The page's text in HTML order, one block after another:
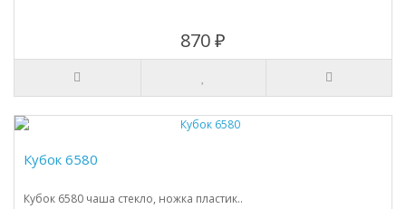
870 ₽
Кубок 6580
Кубок 6580 чаша стекло, ножка пластик..